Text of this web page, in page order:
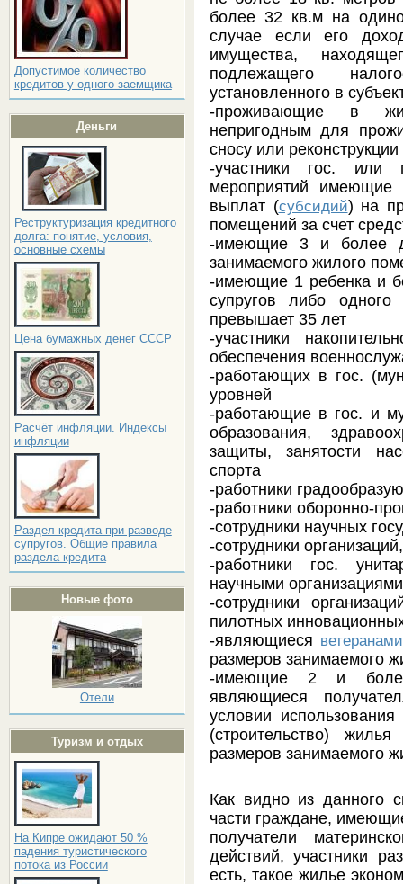
Допустимое количество
кредитов у одного заемщика
Деньги
Реструктуризация кредитного
долга: понятие, условия,
основные схемы
Цена бумажных денег СССР
Расчёт инфляции. Индексы
инфляции
Раздел кредита при разводе
супругов. Общие правила
раздела кредита
Новые фото
Отели
Туризм и отдых
На Кипре ожидают 50 %
падения туристического
потока из России
более 32 кв.м на
случае если его
имущества,
подлежащего
установленного в
-проживающие в
непригодным для
сносу или
-участники гос. или
мероприятий имеющие
выплат (субсидий) на
помещений за счет
-имеющие 3 и более
занимаемого жилого
-имеющие 1 ребенка и
супругов либо
превышает 35 лет
-участники
обеспечения
-работающих в гос.
уровней
-работающие в гос. и
образования,
защиты, занятости
спорта
-работники
-работники оборонно-
-сотрудники научных
-сотрудники
-работники гос.
научными
-сотрудники
пилотных
-являющиеся
размеров занимаемого
-имеющие 2 и
являющиеся
условии
(строительство)
размеров занимаемого
Как видно из данного
части граждане,
получатели
действий, участники
есть, такое жилье